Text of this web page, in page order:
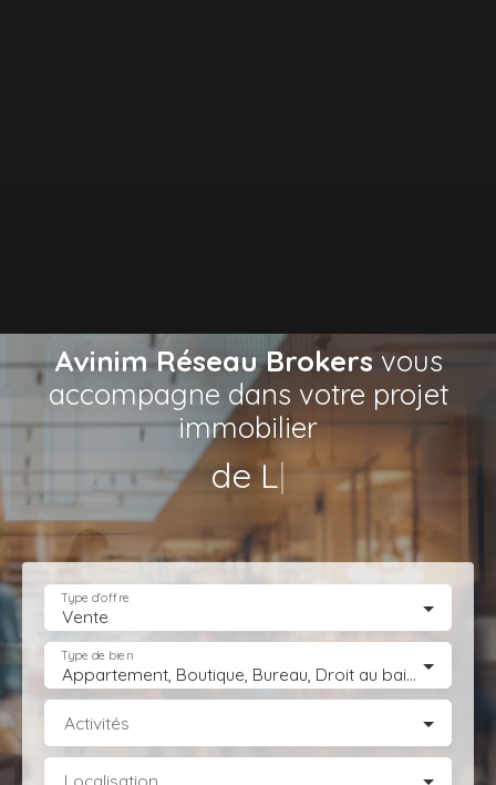
Avinim Réseau Brokers vous
accompagne dans votre projet
immobilier
de Locaux d’Acti|
Vente
Type d'offre
Appartement, Boutique, Bureau, Droit au bail, Entrepôt, Fonds de commerce, Hôtel, hébergement, Immeuble, Immobilier Pro, Local commercial, Local professionnel, Local industriel, Magasin, boutique, Terrain Industriel, Terrain Constructible, Transmission d'entreprise
Type de bien
Activités
Localisation